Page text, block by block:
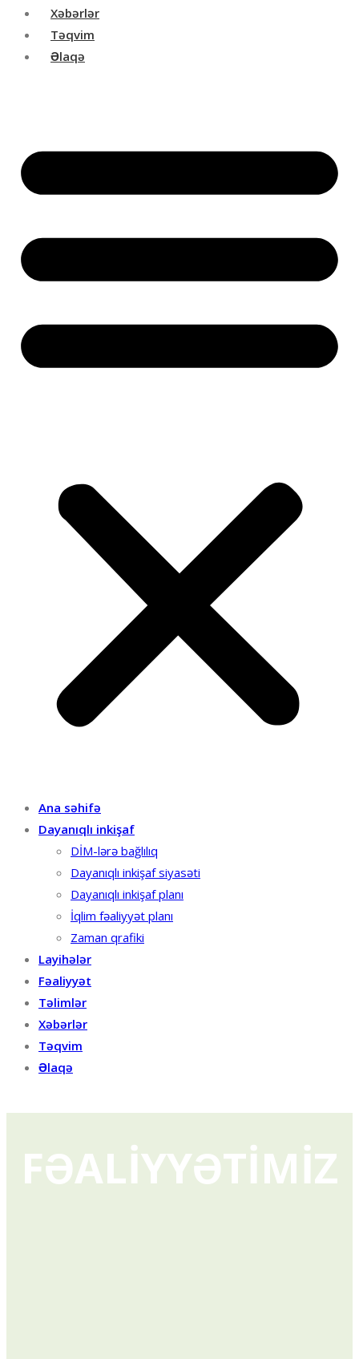
Xəbərlər
Təqvim
Əlaqə
Ana səhifə
Dayanıqlı inkişaf
DİM-lərə bağlılıq
Dayanıqlı inkişaf siyasəti
Dayanıqlı inkişaf planı
İqlim fəaliyyət planı
Zaman qrafiki
Layihələr
Fəaliyyət
Təlimlər
Xəbərlər
Təqvim
Əlaqə
FƏALİYYƏTİMİZ